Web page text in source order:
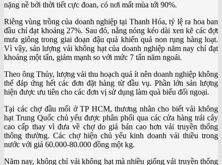
nặng nề bởi thời tiết cực đoan, có nơi mất mùa tới 90%.
Riêng vùng trồng của doanh nghiệp tại Thanh Hóa, tỷ lệ ra hoa ban
đầu chỉ đạt khoảng 27%. Sau đó, nắng nóng kéo dài xen kẽ các đợt
mưa giông trong giai đoạn đậu quả khiến quả non rụng hàng loạt.
Vì vậy, sản lượng vải không hạt của doanh nghiệp năm nay chỉ đạt
khoảng một tấn, giảm mạnh so với mức 7 tấn năm ngoái.
Theo ông Thủy, lượng vải thu hoạch quá ít nên doanh nghiệp không
thể đáp ứng hết các đơn đặt hàng từ đầu vụ. Phần lớn sản lượng
hiện được ưu tiên cho các đơn vị sử dụng làm quà biếu đối ngoại.
Tại các chợ đầu mối ở TP HCM, thương nhân cho biết vải không
hạt Trung Quốc chủ yếu được phân phối qua các cửa hàng trái cây
cao cấp thay vì đưa về chợ do giá bán cao hơn vải truyền thống
thông thường. Các chợ hiện chủ yếu kinh doanh vải thiều trong
nước với giá 60.000-80.000 đồng một kg.
Năm nay, không chỉ vải không hạt mà nhiều giống vải truyền thống